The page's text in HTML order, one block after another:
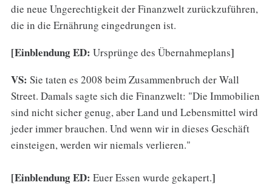
die neue Ungerechtigkeit der Finanzwelt zurückzuführen,
die in die Ernährung eingedrungen ist.
[Einblendung ED: Ursprünge des Übernahmeplans]
VS: Sie taten es 2008 beim Zusammenbruch der Wall
Street. Damals sagte sich die Finanzwelt: "Die Immobilien
sind nicht sicher genug, aber Land und Lebensmittel wird
jeder immer brauchen. Und wenn wir in dieses Geschäft
einsteigen, werden wir niemals verlieren."
[Einblendung ED: Euer Essen wurde gekapert.]